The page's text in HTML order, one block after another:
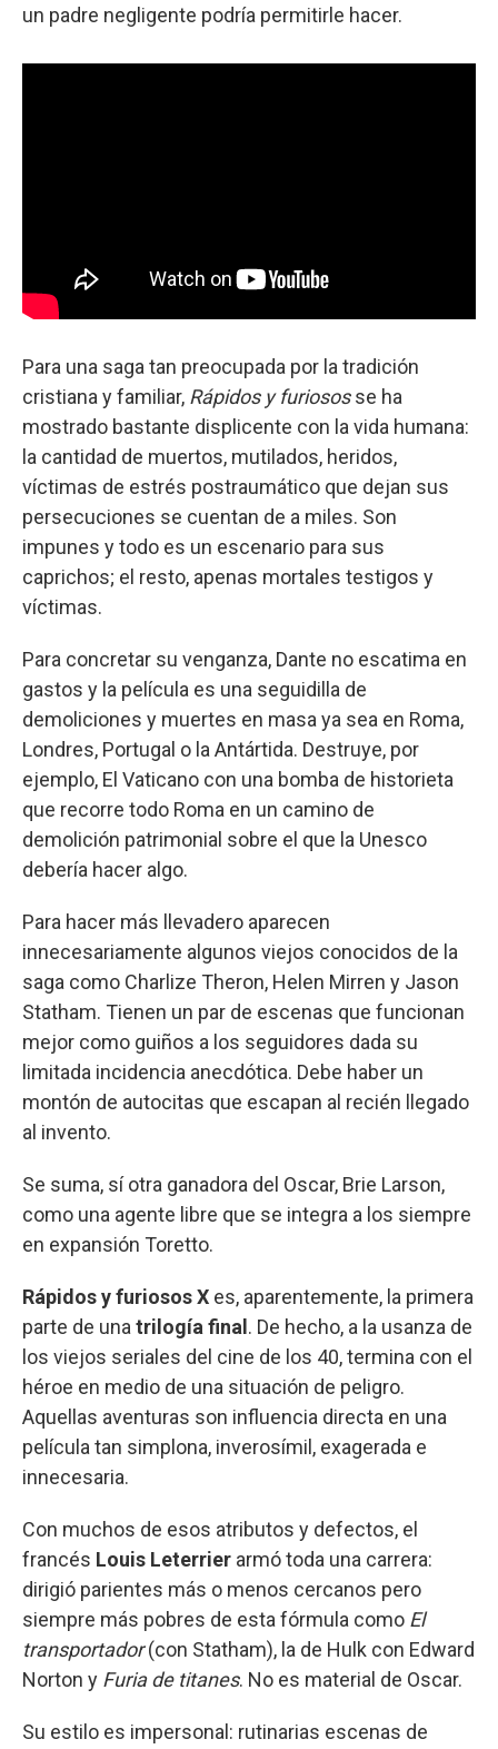
un padre negligente podría permitirle hacer.
Para una saga tan preocupada por la tradición
cristiana y familiar, Rápidos y furiososse ha
mostrado bastante displicente con la vida humana:
la cantidad de muertos, mutilados, heridos,
víctimas de estrés postraumático que dejan sus
persecuciones se cuentan de a miles. Son
impunes y todo es un escenario para sus
caprichos; el resto, apenas mortales testigos y
víctimas.
Para concretar su venganza, Dante no escatima en
gastos y la película es una seguidilla de
demoliciones y muertes en masa ya sea en Roma,
Londres, Portugal o la Antártida. Destruye, por
ejemplo, El Vaticano con una bomba de historieta
que recorre todo Roma en un camino de
demolición patrimonial sobre el que la Unesco
debería hacer algo.
Para hacer más llevadero aparecen
innecesariamente algunos viejos conocidos de la
saga como Charlize Theron, Helen Mirren y Jason
Statham. Tienen un par de escenas que funcionan
mejor como guiños a los seguidores dada su
limitada incidencia anecdótica. Debe haber un
montón de autocitas que escapan al recién llegado
al invento.
Se suma, sí otra ganadora del Oscar, Brie Larson,
como una agente libre que se integra a los siempre
en expansión Toretto.
Rápidos y furiosos X es, aparentemente, la primera
parte de unatrilogía final . De hecho, a la usanza de
los viejos seriales del cine de los 40, termina con el
héroe en medio de una situación de peligro.
Aquellas aventuras son influencia directa en una
película tan simplona, inverosímil, exagerada e
innecesaria.
Con muchos de esos atributos y defectos, el
francés Louis Leterrier armó toda una carrera:
dirigió parientes más o menos cercanos pero
siempre más pobres de esta fórmula como El
transportador(con Statham), la de Hulk con Edward
Norton y Furia de titanes. No es material de Oscar.
Su estilo es impersonal: rutinarias escenas de